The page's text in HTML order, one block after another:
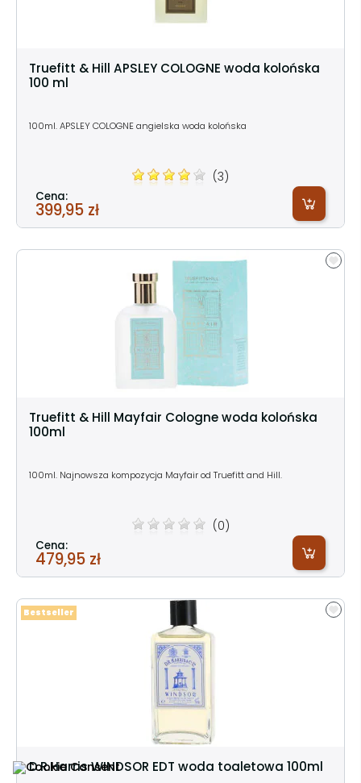
Truefitt & Hill APSLEY COLOGNE woda kolońska
100 ml
100ml. APSLEY COLOGNE angielska woda kolońska
(3)
Cena:
399,95 zł
Truefitt & Hill Mayfair Cologne woda kolońska
100ml
100ml. Najnowsza kompozycja Mayfair od Truefitt and Hill.
(0)
Cena:
479,95 zł
D.R.Harris WINDSOR EDT woda toaletowa 100ml
Bestseller